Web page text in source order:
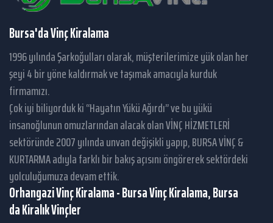
Bursa'da Vinç Kiralama
1996 yılında Şarkoğulları olarak, müşterilerimize yük olan her
şeyi 4 bir yöne kaldırmak ve taşımak amacıyla kurduk
firmamızı.
Çok iyi biliyorduk ki “Hayatın Yükü Ağırdı” ve bu yükü
insanoğlunun omuzlarından alacak olan VİNÇ HİZMETLERİ
sektöründe 2007 yılında unvan değişikli yapıp, BURSA VİNÇ &
KURTARMA adıyla farklı bir bakış açısını öngörerek sektördeki
yolculuğumuza devam ettik.
Orhangazi Vinç Kiralama - Bursa Vinç Kiralama, Bursa
da Kiralık Vinçler